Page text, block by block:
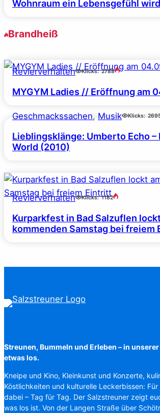
Wohnraum ein Lebensgefühl wird
Brandheiß
Revierverhalten Klicks: 2788
MYGYM Ladies // Eröffnung am
Geschmackssachen, Musik Klicks:
Lieblingsklänge: Umberto Echo –
World (2010)
Revierverhalten Klicks: 1182
Kurparkfest in Bad Salzuflen
kommenden Samstag bei freiem
Streunen, Bummeln und Erleben – in
etwas los.
Kneipe und Kino, Kleinkunst und Konzerte,
Köstlichkeiten und kulturelle Leckerbissen:
dabei – Tag für Tag. Der Salzstreuner zeigt
was los ist. Von der Langen Straße über